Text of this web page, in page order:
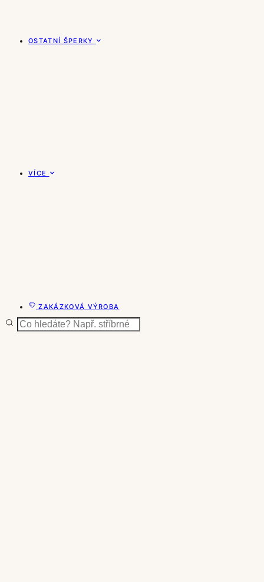
OSTATNÍ ŠPERKY
VÍCE
ZAKÁZKOVÁ VÝROBA